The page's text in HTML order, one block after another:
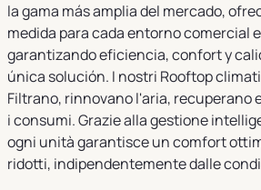
la gama más amplia del mercado,
medida para cada entorno comercial
garantizando eficiencia, confort y
única solución. I nostri Rooftop
Filtrano, rinnovano l'aria, recuperano
i consumi. Grazie alla gestione
ogni unità garantisce un comfort
ridotti, indipendentemente dalle